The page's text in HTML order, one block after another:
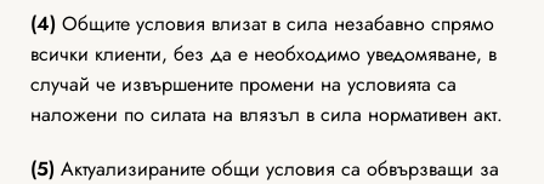
(4) Общите условия влизат в сила незабавно спрямо
всички клиенти, без да е необходимо уведомяване, в
случай че извършените промени на условията са
наложени по силата на влязъл в сила нормативен акт.
(5) Актуализираните общи условия са обвързващи за